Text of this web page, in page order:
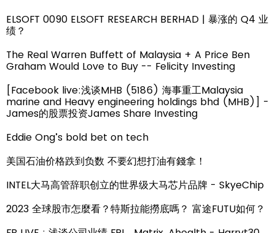
ELSOFT 0090 ELSOFT RESEARCH BERHAD | 暴涨的 Q4 业
绩？
The Real Warren Buffett of Malaysia + A Price Ben
Graham Would Love to Buy -- Felicity Investing
[Facebook live:浅谈MHB (5186) 海事重工Malaysia
marine and Heavy engineering holdings bhd (MHB)] -
James的股票投资James Share Investing
Eddie Ong’s bold bet on tech
美国石油价格跌到负数 不要幻想打油有錢拿！
INTEL大马高管辞职创立的世界级大马芯片品牌 - SkyeChip
2023 全球股市怎麼看？特斯拉能撈底嗎？ 富途FUTU如何？